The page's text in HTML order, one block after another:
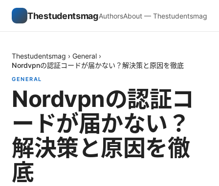
ThestudentsmagAuthorsAbout — Thestudentsmag
Thestudentsmag › General ›
Nordvpnの認証コードが届かない？解決策と原因を徹底
GENERAL
Nordvpnの認証コ
ードが届かない？
解決策と原因を徹
底